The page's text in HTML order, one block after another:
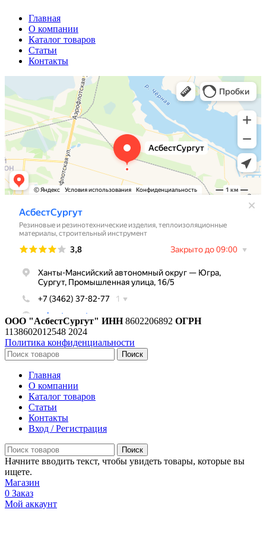
Главная
О компании
Каталог товаров
Статьи
Контакты
ООО "АсбестСургут" ИНН8602206892 ОГРН
1138602012548 2024
Политика конфиденциальности
Поиск
Главная
О компании
Каталог товаров
Статьи
Контакты
Вход / Регистрация
Поиск
Начните вводить текст, чтобы увидеть товары, которые вы
ищете.
Магазин
0 Заказ
Мой аккаунт